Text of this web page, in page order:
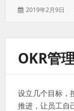
发
2019年2月9日
OKR管理
设立几个目标，
推进，让员工自